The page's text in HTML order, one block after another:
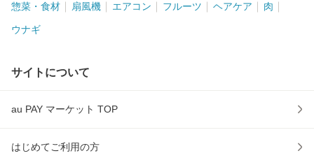
惣菜・食材 扇風機 エアコン フルーツ ヘアケア 肉
ウナギ
サイトについて
au PAY マーケット TOP
はじめてご利用の方